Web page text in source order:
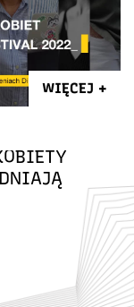
WIĘCEJ +